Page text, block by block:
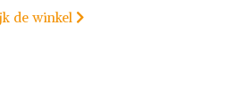
de winkel 